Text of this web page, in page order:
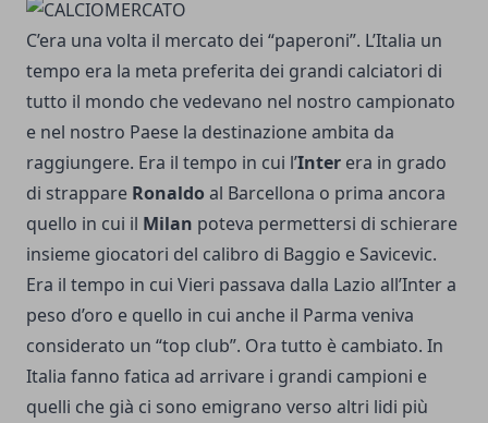
C’era una volta il mercato dei “paperoni”. L’Italia un
tempo era la meta preferita dei grandi calciatori di
tutto il mondo che vedevano nel nostro campionato
e nel nostro Paese la destinazione ambita da
raggiungere. Era il tempo in cui l’Inter era in grado
di strappare Ronaldo al Barcellona o prima ancora
quello in cui il Milan poteva permettersi di schierare
insieme giocatori del calibro di Baggio e Savicevic.
Era il tempo in cui Vieri passava dalla Lazio all’Inter a
peso d’oro e quello in cui anche il Parma veniva
considerato un “top club”. Ora tutto è cambiato. In
Italia fanno fatica ad arrivare i grandi campioni e
quelli che già ci sono emigrano verso altri lidi più